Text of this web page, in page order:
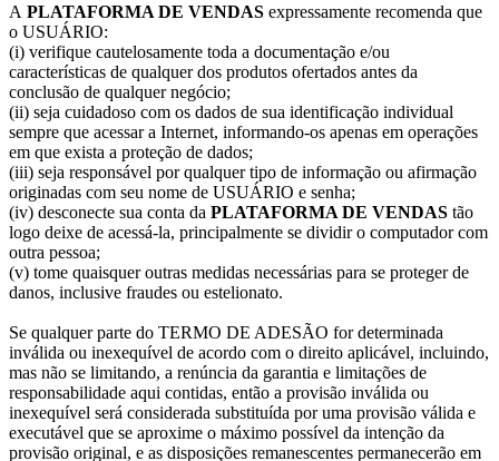
A PLATAFORMA DE VENDAS expressamente recomenda que
o USUÁRIO:
(i) verifique cautelosamente toda a documentação e/ou
características de qualquer dos produtos ofertados antes da
conclusão de qualquer negócio;
(ii) seja cuidadoso com os dados de sua identificação individual
sempre que acessar a Internet, informando-os apenas em operações
em que exista a proteção de dados;
(iii) seja responsável por qualquer tipo de informação ou afirmação
originadas com seu nome de USUÁRIO e senha;
(iv) desconecte sua conta da PLATAFORMA DE VENDAS tão
logo deixe de acessá-la, principalmente se dividir o computador com
outra pessoa;
(v) tome quaisquer outras medidas necessárias para se proteger de
danos, inclusive fraudes ou estelionato.
Se qualquer parte do TERMO DE ADESÃO for determinada
inválida ou inexequível de acordo com o direito aplicável, incluindo,
mas não se limitando, a renúncia da garantia e limitações de
responsabilidade aqui contidas, então a provisão inválida ou
inexequível será considerada substituída por uma provisão válida e
executável que se aproxime o máximo possível da intenção da
provisão original, e as disposições remanescentes permanecerão em